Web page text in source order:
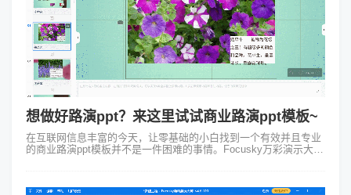
想做好路演ppt？来这里试试商业路演ppt模板~
在互联网信息丰富的今天，让零基础的小白找到一个有效并且专业
的商业路演ppt模板并不是一件困难的事情。Focusky万彩演示大师